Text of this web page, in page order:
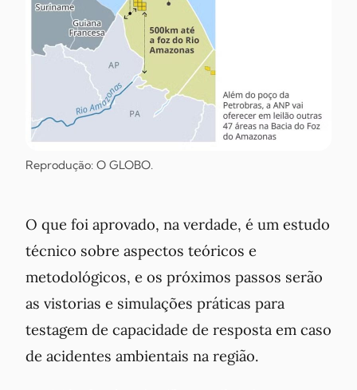
Reprodução: O GLOBO.
O que foi aprovado, na verdade, é um estudo
técnico sobre aspectos teóricos e
metodológicos, e os próximos passos serão
as vistorias e simulações práticas para
testagem de capacidade de resposta em caso
de acidentes ambientais na região.